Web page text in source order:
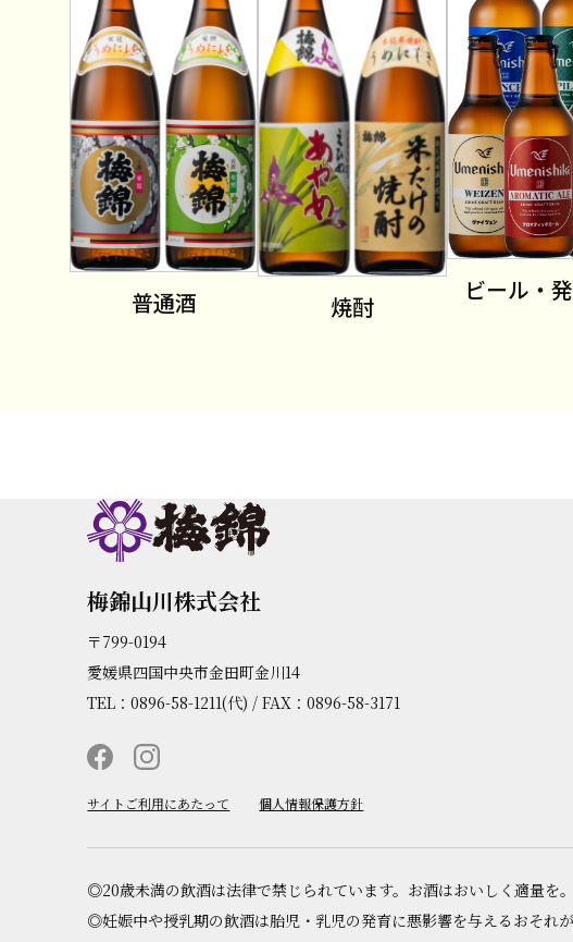
普通酒 焼酎
ビール・
梅錦山川株式会社
〒799-0194
愛媛県四国中央市金田町金川14
TEL：0896-58-1211(代) / FAX：0896-58-3171
サイトご利用にあたって 個人情報保護方針
◎20歳未満の飲酒は法律で禁じられています。お酒はおいしく適量を
◎妊娠中や授乳期の飲酒は胎児・乳児の発育に悪影響を与えるおそれが